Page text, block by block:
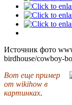
Источник фото
birdhouse/cowboy-
Вот еще пример
от wikihow в
картинках.